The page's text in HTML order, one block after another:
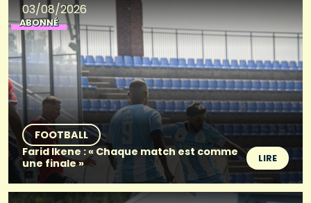
03/08/2026
ABONNÉ
FOOTBALL
Farid Ikene : « Chaque match est comme
une finale »
LIRE